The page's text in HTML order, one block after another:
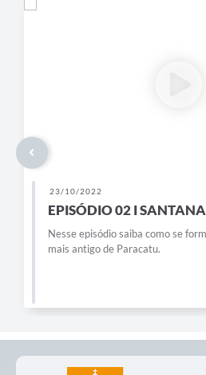
23/10/2022
EPISÓDIO 02 I SANTANA
Nesse episódio saiba como se
mais antigo de Paracatu.